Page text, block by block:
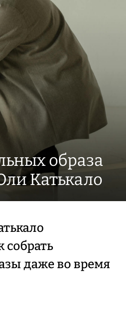
образа
Катькало
собрать
даже во время